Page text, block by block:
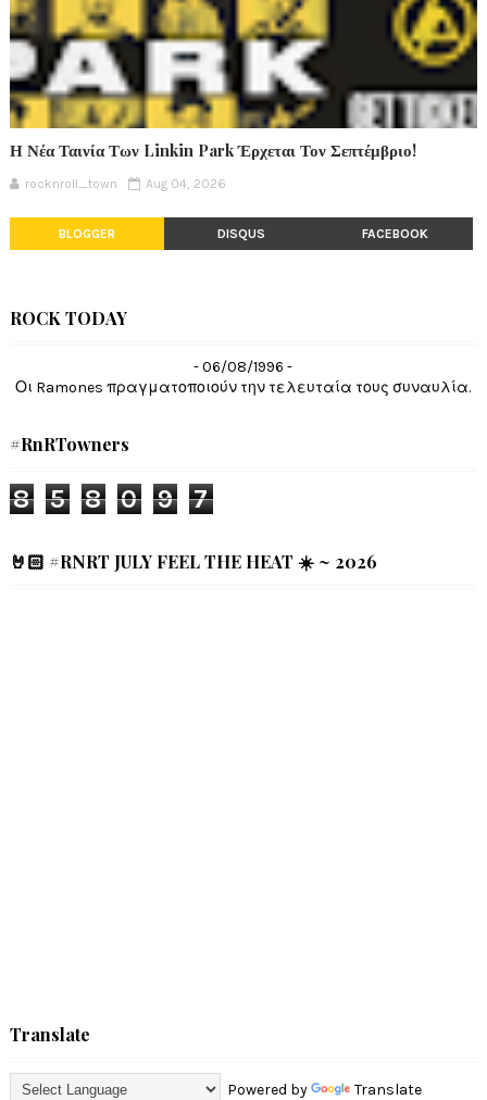
Η Νέα Ταινία Των Linkin Park Έρχεται Τον Σεπτέμβριο!
rocknroll_town Aug 04, 2026
BLOGGER DISQUS FACEBOOK
ROCK TODAY
- 06/08/1996 -
Οι Ramones πραγματοποιούν την τελευταία τους συναυλία.
#RnRTowners
8 5 8 0 9 7
🤘🏻 #RNRT JULY FEEL THE HEAT ☀️ ~ 2026
Translate
Powered by Translate